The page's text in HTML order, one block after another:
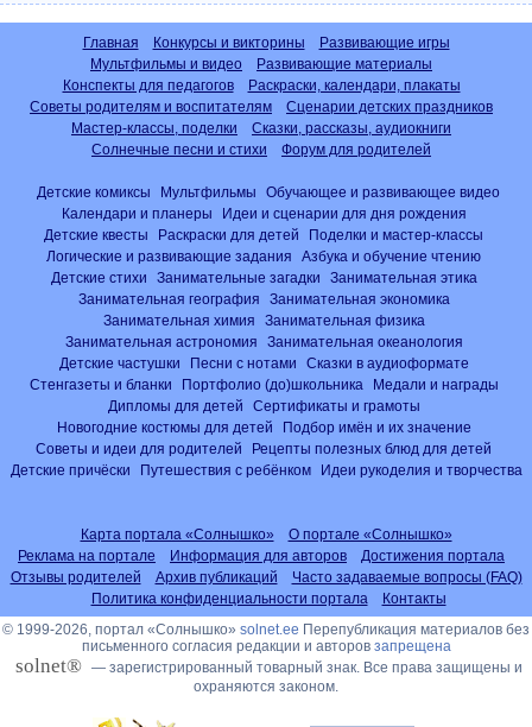
Главная Конкурсы и викторины
Развивающие игры
Мультфильмы и видео
Развивающие материалы
Конспекты для педагогов
Раскраски, календари, плакаты
Советы родителям и воспитателям
Сценарии детских праздников
Мастер-классы, поделки
Сказки, рассказы, аудиокниги
Солнечные песни и стихи
Форум для родителей
Детские комиксы Мультфильмы
Обучающее и развивающее видео
Календари и планеры
Идеи и сценарии для дня рождения
Детские квесты
Раскраски для детей
Поделки и мастер-классы
Логические и развивающие задания
Азбука и обучение чтению
Детские стихи
Занимательные загадки
Занимательная этика
Занимательная география
Занимательная экономика
Занимательная химия
Занимательная физика
Занимательная астрономия
Занимательная океанология
Детские частушки
Песни с нотами
Сказки в аудиоформате
Стенгазеты и бланки
Портфолио (до)школьника
Медали и награды
Дипломы для детей
Сертификаты и грамоты
Новогодние костюмы для детей
Подбор имён и их значение
Советы и идеи для родителей
Рецепты полезных блюд для детей
Детские причёски
Путешествия с ребёнком Идеи рукоделия и творчества
Карта портала «Солнышко»
О портале «Солнышко»
Реклама на портале
Информация для авторов
Достижения портала
Отзывы родителей
Архив публикаций
Часто задаваемые вопросы (FAQ)
Политика конфиденциальности портала
Контакты
© 1999-2026, портал «Солнышко» solnet.ee Перепубликация материалов без
письменного согласия редакции и авторов запрещена
solnet® — зарегистрированный товарный знак. Все права защищены и
охраняются законом.